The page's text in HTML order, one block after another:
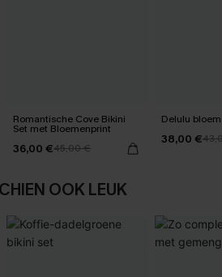
Romantische Cove Bikini
Set met Bloemenprint
36,00 €45,00 €
Delulu
38,00 €
OOK LEUK